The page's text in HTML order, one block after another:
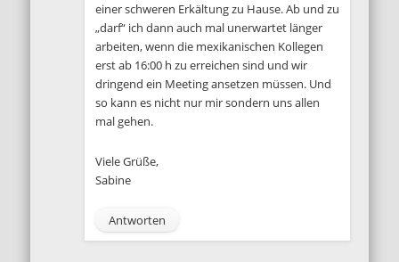
einer schweren Erkältung zu Hause. Ab und zu
„darf“ ich dann auch mal unerwartet länger
arbeiten, wenn die mexikanischen Kollegen
erst ab 16:00 h zu erreichen sind und wir
dringend ein Meeting ansetzen müssen. Und
so kann es nicht nur mir sondern uns allen
mal gehen.
Viele Grüße,
Sabine
Antworten